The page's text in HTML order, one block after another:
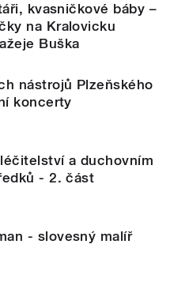
kvasničkové báby –
na Kralovicku
Buška
nástrojů Plzeňského
koncerty
a duchovním
- 2. část
- slovesný malíř